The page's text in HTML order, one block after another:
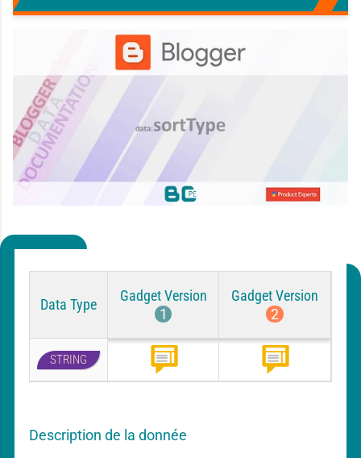
Data Type
Gadget Version
1
Gadget Version
2
STRING
l
L
i
l
Description de la donnée